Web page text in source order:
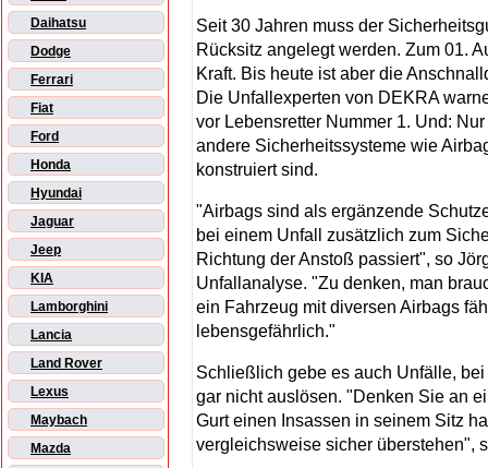
Daihatsu
Dodge
Ferrari
Fiat
Ford
Honda
Hyundai
Jaguar
Jeep
KIA
Lamborghini
Lancia
Land Rover
Lexus
Maybach
Mazda
Seit 30 Jahren muss der
Rücksitz angelegt werden. Zum 01.
Kraft. Bis heute ist aber die
Die Unfallexperten von DEKRA
vor Lebensretter Nummer 1. Und:
andere Sicherheitssysteme wie
konstruiert sind.
"Airbags sind als ergänzende
bei einem Unfall zusätzlich zum
Richtung der Anstoß passiert", so
Unfallanalyse. "Zu denken, man
ein Fahrzeug mit diversen Airbags
lebensgefährlich."
Schließlich gebe es auch Unfälle,
gar nicht auslösen. "Denken Sie an
Gurt einen Insassen in seinem Sitz
vergleichsweise sicher überstehen",